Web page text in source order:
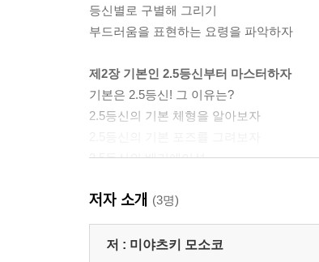
등신별로 구별해 그리기
부드러움을 표현하는 요령을 파악하자
제2장 기본인 2.5등신부터 마스터하자
기본은 2.5등신! 그 이유는?
2.5등신의 기본 체형을 알아보자
2.5등신의 베리에이션
제3장 등신이 다른 미니 캐릭터를 그려보자
다른 등신을 그릴 때의 포인트
저자 소개 (3명)
저 : 미야츠키 모소코